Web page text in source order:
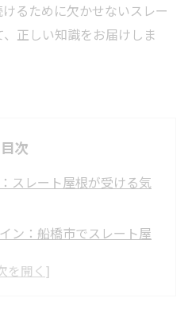
るために欠かせないスレー
正しい知識をお届けしま
目次
スレート屋根が受ける気
ン：船橋市でスレート屋
市の専門家が教えるスレ